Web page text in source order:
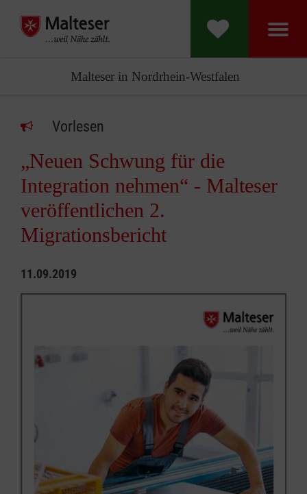
Malteser in Nordrhein-Westfalen
Vorlesen
„Neuen Schwung für die
Integration nehmen“ - Malteser
veröffentlichen 2.
Migrationsbericht
11.09.2019